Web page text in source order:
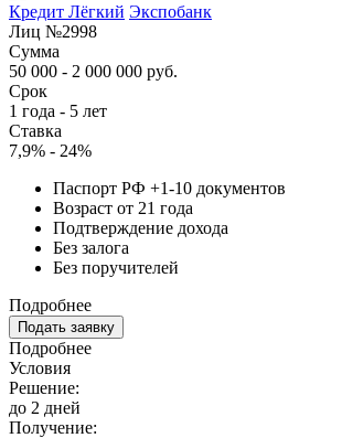
Кредит Лёгкий Экспобанк
Лиц №2998
Сумма
50 000 - 2 000 000 руб.
Срок
1 года - 5 лет
Ставка
7,9% - 24%
Паспорт РФ +1-10 документов
Возраст от 21 года
Подтверждение дохода
Без залога
Без поручителей
Подробнее
Подать заявку
Подробнее
Условия
Решение:
до 2 дней
Получение: